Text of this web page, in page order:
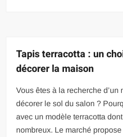
Tapis terracotta : un
décorer la maison
Vous êtes à la recherche d’un
décorer le sol du salon ?
avec un modèle terracotta
nombreux. Le marché propose